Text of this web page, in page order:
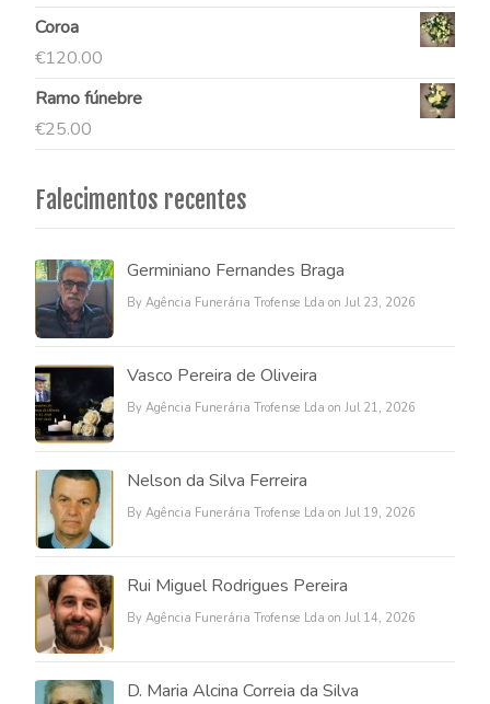
Coroa
€120.00
Ramo fúnebre
€25.00
Falecimentos recentes
Germiniano Fernandes Braga
By Agência Funerária Trofense Lda on Jul 23, 2026
Vasco Pereira de Oliveira
By Agência Funerária Trofense Lda on Jul 21, 2026
Nelson da Silva Ferreira
By Agência Funerária Trofense Lda on Jul 19, 2026
Rui Miguel Rodrigues Pereira
By Agência Funerária Trofense Lda on Jul 14, 2026
D. Maria Alcina Correia da Silva